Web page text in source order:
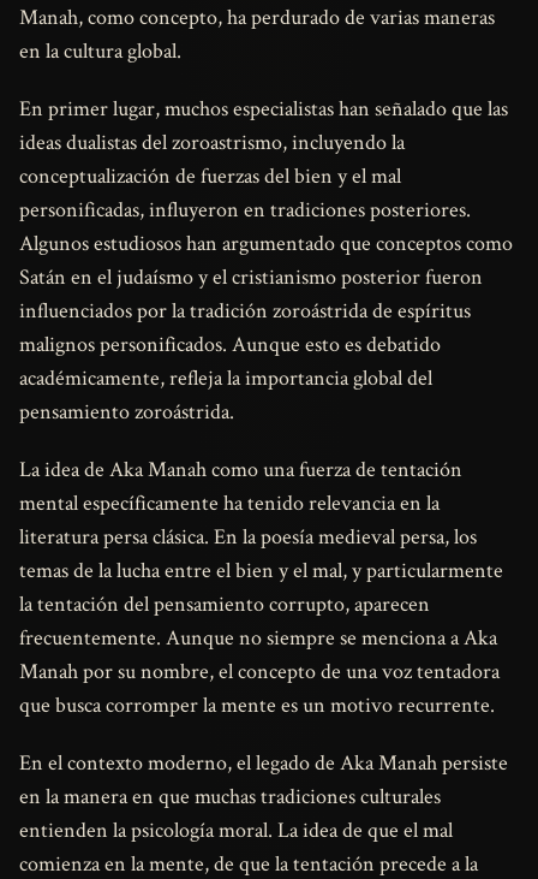
Manah, como concepto, ha perdurado de varias maneras
en la cultura global.
En primer lugar, muchos especialistas han señalado que las
ideas dualistas del zoroastrismo, incluyendo la
conceptualización de fuerzas del bien y el mal
personificadas, influyeron en tradiciones posteriores.
Algunos estudiosos han argumentado que conceptos como
Satán en el judaísmo y el cristianismo posterior fueron
influenciados por la tradición zoroástrida de espíritus
malignos personificados. Aunque esto es debatido
académicamente, refleja la importancia global del
pensamiento zoroástrida.
La idea de Aka Manah como una fuerza de tentación
mental específicamente ha tenido relevancia en la
literatura persa clásica. En la poesía medieval persa, los
temas de la lucha entre el bien y el mal, y particularmente
la tentación del pensamiento corrupto, aparecen
frecuentemente. Aunque no siempre se menciona a Aka
Manah por su nombre, el concepto de una voz tentadora
que busca corromper la mente es un motivo recurrente.
En el contexto moderno, el legado de Aka Manah persiste
en la manera en que muchas tradiciones culturales
entienden la psicología moral. La idea de que el mal
comienza en la mente, de que la tentación precede a la